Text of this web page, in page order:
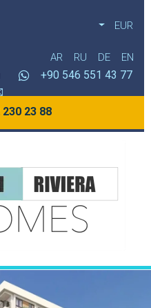
EUR
EN
DE
RU
AR
77 43 551 546 90+
88 23 230 242 90+